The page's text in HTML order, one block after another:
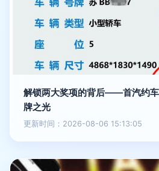
解锁两大奖项的背后——首汽约
牌之光
更新时间：2026-08-06 15:13:05